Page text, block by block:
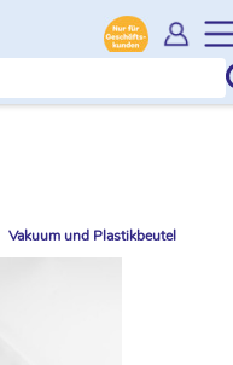
Vakuum und Plastikbeutel